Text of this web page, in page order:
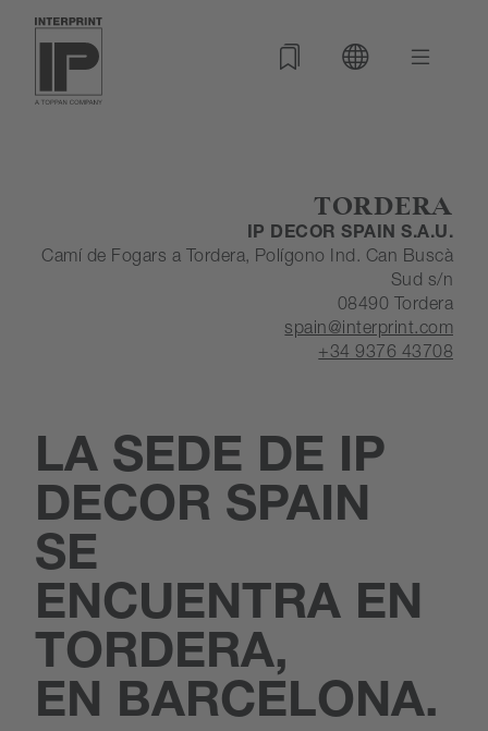
TORDERA
IP DECOR SPAIN S.A.U.
Camí de Fogars a Tordera, Polígono Ind. Can Buscà
Sud s/n
08490 Tordera
spain@interprint.com
+34 9376 43708
LA SEDE DE IP
DECOR SPAIN
SE
ENCUENTRA EN
TORDERA,
EN BARCELONA.